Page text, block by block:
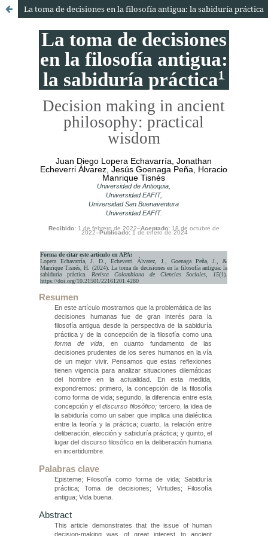
La toma de decisiones en la filosofía antigua: la sabiduría práctica